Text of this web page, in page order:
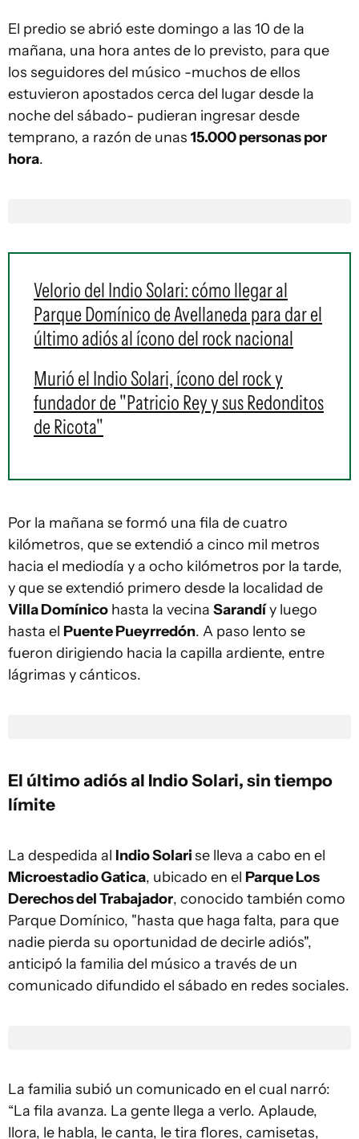
El predio se abrió este domingo a las 10 de la
mañana, una hora antes de lo previsto, para que
los seguidores del músico -muchos de ellos
estuvieron apostados cerca del lugar desde la
noche del sábado- pudieran ingresar desde
temprano, a razón de unas 15.000 personas por
hora.
Velorio del Indio Solari: cómo llegar al
Parque Domínico de Avellaneda para dar el
último adiós al ícono del rock nacional
Murió el Indio Solari, ícono del rock y
fundador de "Patricio Rey y sus Redonditos
de Ricota"
Por la mañana se formó una fila de cuatro
kilómetros, que se extendió a cinco mil metros
hacia el mediodía y a ocho kilómetros por la tarde,
y que se extendió primero desde la localidad de
Villa Domínico hasta la vecina Sarandíy luego
hasta el Puente Pueyrredón. A paso lento se
fueron dirigiendo hacia la capilla ardiente, entre
lágrimas y cánticos.
El último adiós al Indio Solari, sin tiempo
límite
La despedida al Indio Solarise lleva a cabo en el
Microestadio Gatica, ubicado en el Parque Los
Derechos del Trabajador, conocido también como
Parque Domínico, "hasta que haga falta, para que
nadie pierda su oportunidad de decirle adiós",
anticipó la familia del músico a través de un
comunicado difundido el sábado en redes sociales.
La familia subió un comunicado en el cual narró:
“La fila avanza. La gente llega a verlo. Aplaude,
llora, le habla, le canta, le tira flores, camisetas,